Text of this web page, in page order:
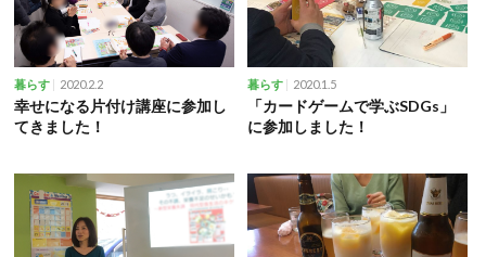
暮らす 2020.2.2
幸せになる片付け講座に参加し
てきました！
暮らす 2020.1.5
「カードゲームで学ぶSDGs」
に参加しました！